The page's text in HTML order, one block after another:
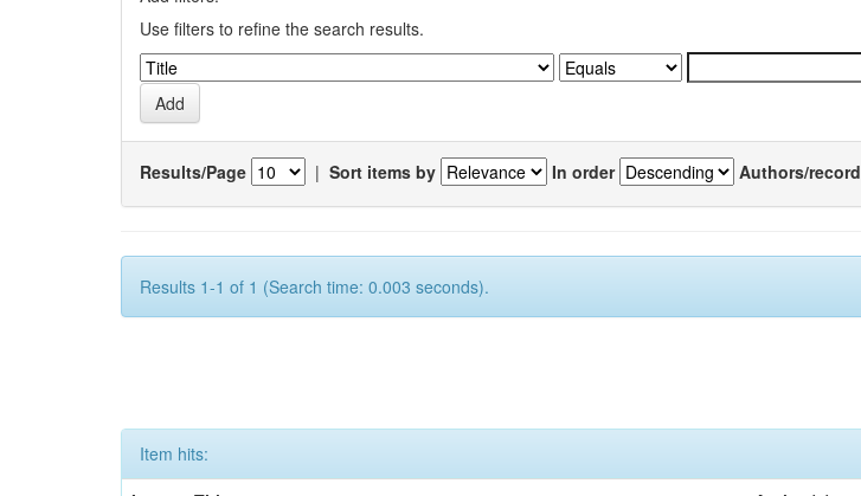
Use filters to refine the search results.
Results/Page | Sort items by In order Authors/record
Results 1-1 of 1 (Search time: 0.003 seconds).
Item hits: